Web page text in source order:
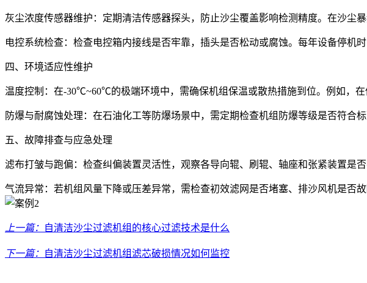
灰尘浓度传感器维护：定期清洁传感器探头，防止沙尘覆盖影响检测精度。在沙尘
电控系统检查：检查电控箱内接线是否牢靠，插头是否松动或腐蚀。每年设备停机
四、环境适应性维护
温度控制：在-30℃~60℃的极端环境中，需确保机组保温或散热措施到位。例如，
防爆与耐腐蚀处理：在石油化工等防爆场景中，需定期检查机组防爆等级是否符合
五、故障排查与应急处理
滤布打皱与跑偏：检查纠偏装置灵活性，观察各导向辊、刷辊、轴座和张紧装置是
气流异常：若机组风量下降或压差异常，需检查初效滤网是否堵塞、排沙风机是否
上一篇： 自清洁沙尘过滤机组的核心过滤技术是什么
下一篇： 自清洁沙尘过滤机组滤芯破损情况如何监控